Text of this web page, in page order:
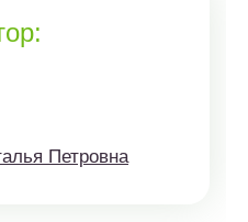
Петровна